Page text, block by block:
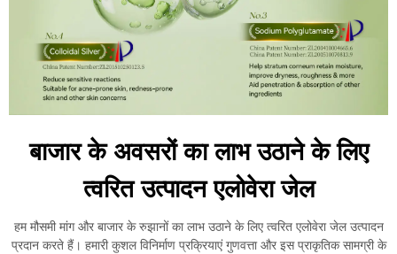
बाजार के अवसरों का लाभ उठाने के लिए
त्वरित उत्पादन एलोवेरा जेल
हम मौसमी मांग और बाजार के रुझानों का लाभ उठाने के लिए त्वरित एलोवेरा जेल उत्पादन
प्रदान करते हैं। हमारी कुशल विनिर्माण प्रक्रियाएं गुणवत्ता और इस प्राकृतिक सामग्री के